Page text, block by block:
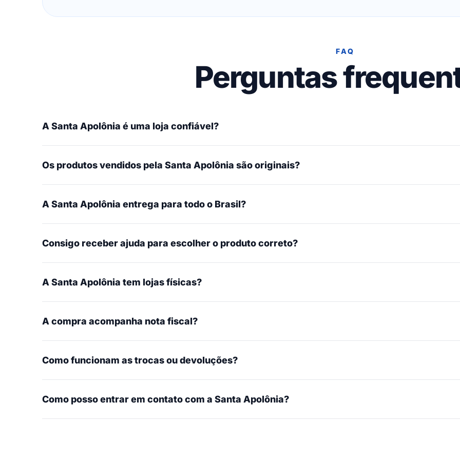
FAQ
Perguntas
A Santa Apolônia é uma loja confiável?
Os produtos vendidos pela Santa Apolônia são originais?
A Santa Apolônia entrega para todo o Brasil?
Consigo receber ajuda para escolher o produto correto?
A Santa Apolônia tem lojas físicas?
A compra acompanha nota fiscal?
Como funcionam as trocas ou devoluções?
Como posso entrar em contato com a Santa Apolônia?